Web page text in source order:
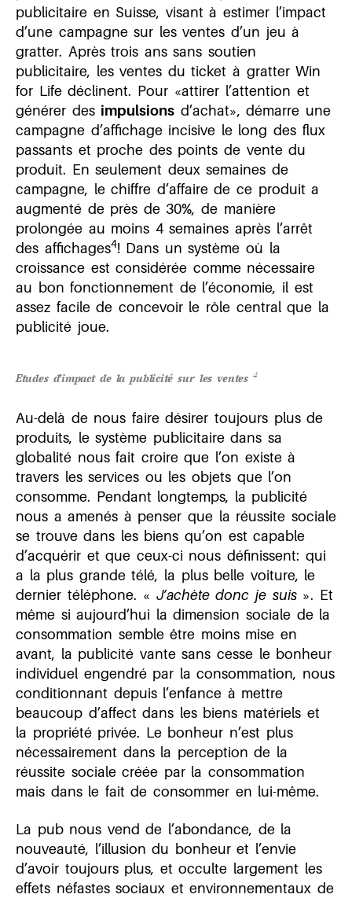
publicitaire en Suisse, visant à estimer l’impact
d’une campagne sur les ventes d’un jeu à
gratter. Après trois ans sans soutien
publicitaire, les ventes du ticket à gratter Win
for Life déclinent. Pour «attirer l’attention et
générer des impulsions d’achat», démarre une
campagne d’affichage incisive le long des flux
passants et proche des points de vente du
produit. En seulement deux semaines de
campagne, le chiffre d’affaire de ce produit a
augmenté de près de 30%, de manière
prolongée au moins 4 semaines après l’arrêt
des affichages4! Dans un système où la
croissance est considérée comme nécessaire
au bon fonctionnement de l’économie, il est
assez facile de concevoir le rôle central que la
publicité joue.
Etudes d’impact de la publicité sur les ventes 4
Au-delà de nous faire désirer toujours plus de
produits, le système publicitaire dans sa
globalité nous fait croire que l’on existe à
travers les services ou les objets que l’on
consomme. Pendant longtemps, la publicité
nous a amenés à penser que la réussite sociale
se trouve dans les biens qu’on est capable
d’acquérir et que ceux-ci nous définissent: qui
a la plus grande télé, la plus belle voiture, le
dernier téléphone. « J’achète donc je suis». Et
même si aujourd’hui la dimension sociale de la
consommation semble être moins mise en
avant, la publicité vante sans cesse le bonheur
individuel engendré par la consommation, nous
conditionnant depuis l’enfance à mettre
beaucoup d’affect dans les biens matériels et
la propriété privée. Le bonheur n’est plus
nécessairement dans la perception de la
réussite sociale créée par la consommation
mais dans le fait de consommer en lui-même.
La pub nous vend de l’abondance, de la
nouveauté, l’illusion du bonheur et l’envie
d’avoir toujours plus, et occulte largement les
effets néfastes sociaux et environnementaux de